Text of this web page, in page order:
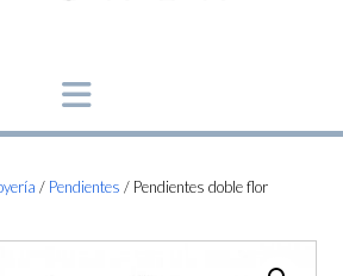
/ Pendientes / Pendientes doble flor